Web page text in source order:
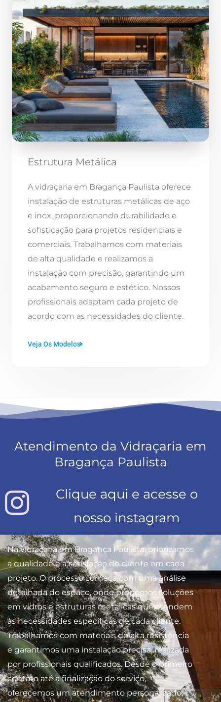
Estrutura Metálica
A vidraçaria em Bragança Paulista oferece
instalação de estruturas metálicas de aço
e inox, proporcionando durabilidade e
sofisticação para projetos residenciais e
comerciais. Trabalhamos com materiais
de alta qualidade e realizamos a
instalação com precisão, garantindo um
acabamento seguro e estético. Nossos
profissionais adaptam cada projeto de
acordo com as necessidades do cliente.
Veja Os Modelos
Atendimento da Vidraçaria em
Bragança Paulista
Clique aqui e acesse o
nosso instagram
Na vidraçaria em Bragança Paulista, priorizamos
a qualidade e a satisfação do cliente em cada
projeto. O processo começa com uma análise
detalhada do espaço, onde propomos soluções
em vidros e estruturas metálicas que atendem
às necessidades específicas de cada cliente.
Trabalhamos com materiais de alta resistência
e garantimos uma instalação precisa, realizada
por profissionais qualificados. Desde o primeiro
contato até a finalização do serviço,
oferecemos um atendimento personalizado,